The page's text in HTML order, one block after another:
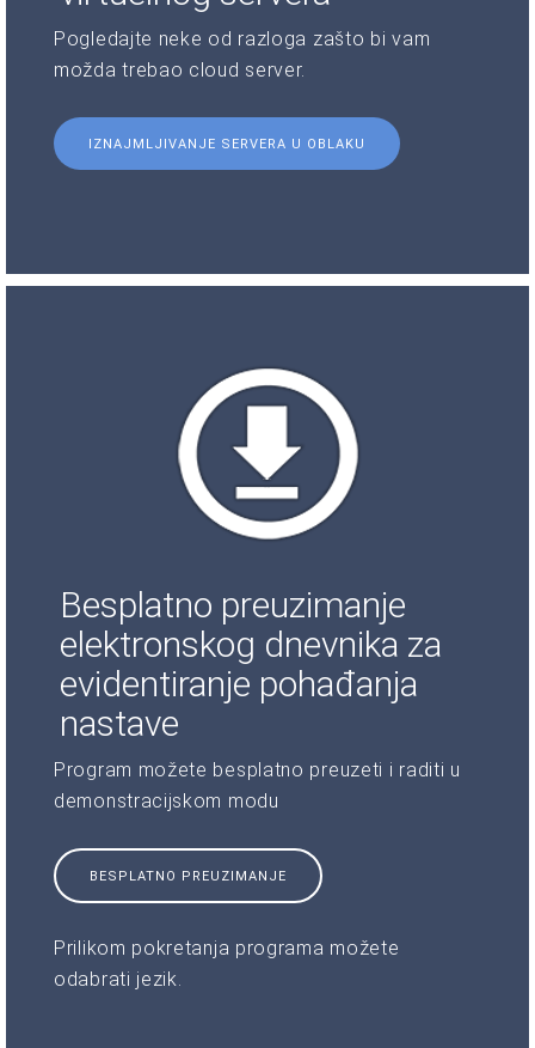
Pogledajte neke od razloga zašto bi vam
možda trebao cloud server.
IZNAJMLJIVANJE SERVERA U OBLAKU
Besplatno preuzimanje
elektronskog dnevnika za
evidentiranje pohađanja
nastave
Program možete besplatno preuzeti i raditi u
demonstracijskom modu
BESPLATNO PREUZIMANJE
Prilikom pokretanja programa možete
odabrati jezik.